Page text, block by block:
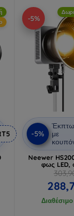
-5%
-5%
με
Neewer
φως LED,